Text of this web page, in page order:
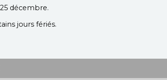
décembre.
jours fériés.